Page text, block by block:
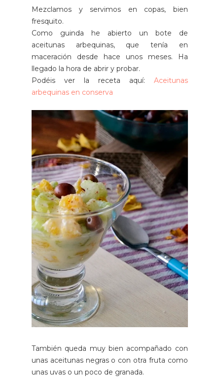
Mezclamos y servimos en copas, bien
fresquito.
Como guinda he abierto un bote de
aceitunas arbequinas, que tenía en
maceración desde hace unos meses. Ha
llegado la hora de abrir y probar.
Podéis ver la receta aquí: Aceitunas
arbequinas en conserva
También queda muy bien acompañado con
unas aceitunas negras o con otra fruta como
unas uvas o un poco de granada.